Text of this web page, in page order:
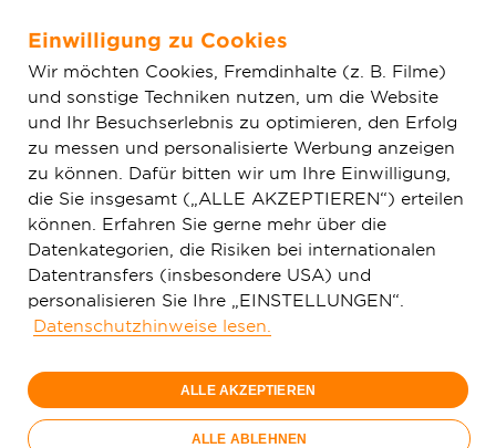
Zum Hauptinhalt springen
Aktuelles
Deutsche GigaNetz GmbH Ausbau des Glasfaser-Netzes
Einwilligung zu Cookies
Wir möchten Cookies, Fremdinhalte (z. B. Filme)
und sonstige Techniken nutzen, um die Website
und Ihr Besuchserlebnis zu optimieren, den Erfolg
zu messen und personalisierte Werbung anzeigen
zu können. Dafür bitten wir um Ihre Einwilligung,
die Sie insgesamt („ALLE AKZEPTIEREN“) erteilen
können. Erfahren Sie gerne mehr über die
Datenkategorien, die Risiken bei internationalen
Datentransfers (insbesondere USA) und
personalisieren Sie Ihre „EINSTELLUNGEN“.
Datenschutzhinweise lesen.
ALLE AKZEPTIEREN
ALLE ABLEHNEN